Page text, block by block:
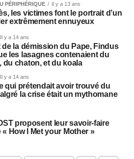
PÉRIPHÉRIQUE Il y a 13 ans
les victimes font le portrait d’un
extrêmement ennuyeux
Il y a 14 ans
de la démission du Pape, Findus
les lasagnes contenaient du
du chaton, et du koala
Il y a 14 ans
qui prétendait avoir trouvé du
la crise était un mythomane
proposent leur savoir-faire
How I Met your Mother »